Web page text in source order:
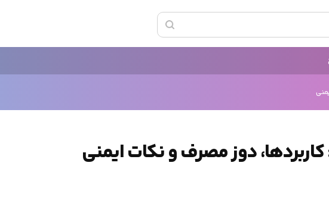
دوز مصرف و نکات ایمنی